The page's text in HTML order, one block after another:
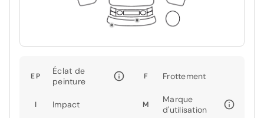
EP
Éclat de
peinture
F Frottement
I Impact M
Marque
d'utilisation